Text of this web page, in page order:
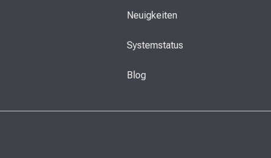
Neuigkeiten
Systemstatus
Blog